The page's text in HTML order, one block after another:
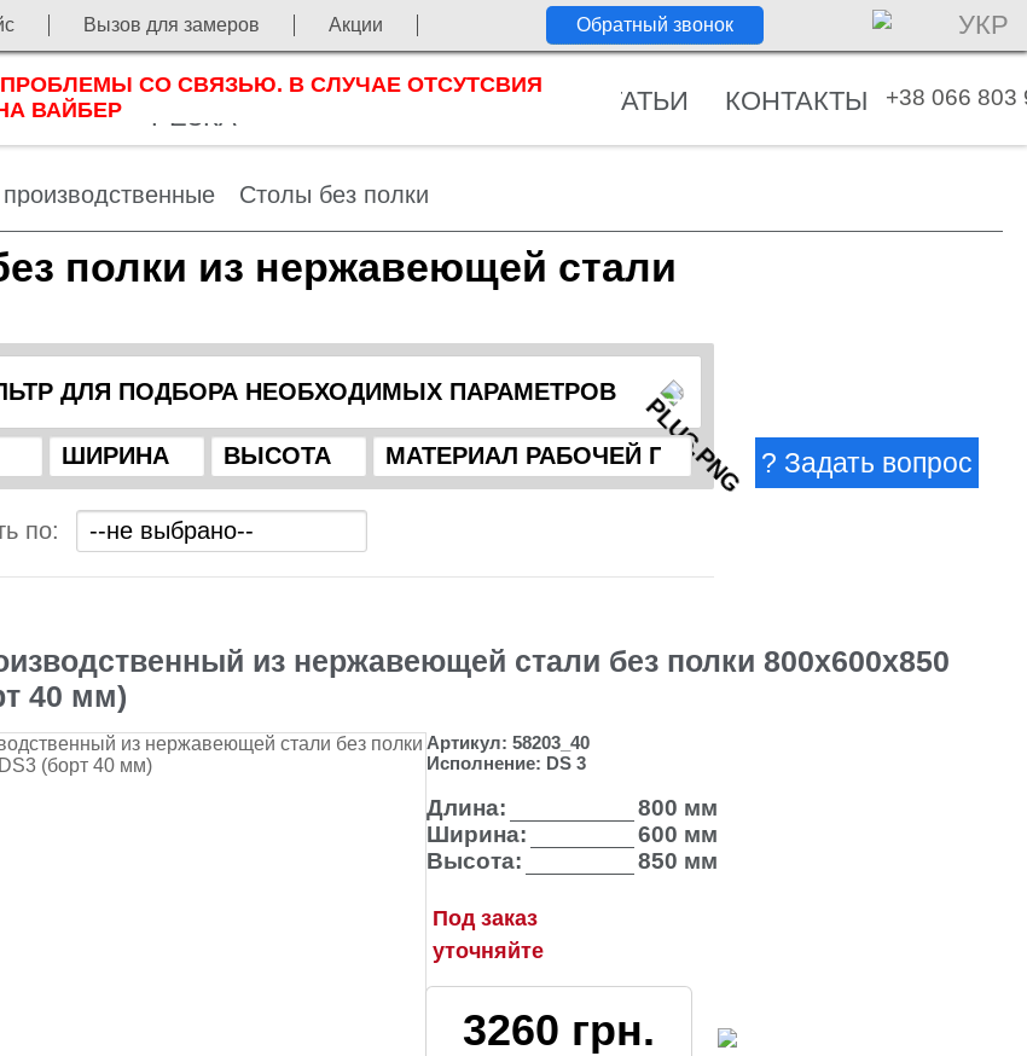
Вызов для замеров Акции
УКР
ЛАЗЕРНАЯ
РЕЗКА
ЗАКАЗ НОВОСТИ СТАТЬИ КОНТАКТЫ +38 066 803
СО СВЯЗЬЮ. В СЛУЧАЕ ОТСУТСВИЯ
ВАЙБЕР
Столы без полки
полки из нержавеющей стали
ДЛЯ ПОДБОРА НЕОБХОДИМЫХ ПАРАМЕТРОВ
по:
из нержавеющей стали без полки 800х600х850
40 мм)
Артикул: 58203_40
Исполнение: DS 3
Длина:
800 мм
Ширина:
600 мм
Высота:
850 мм
Под заказ
уточняйте
3260 грн.